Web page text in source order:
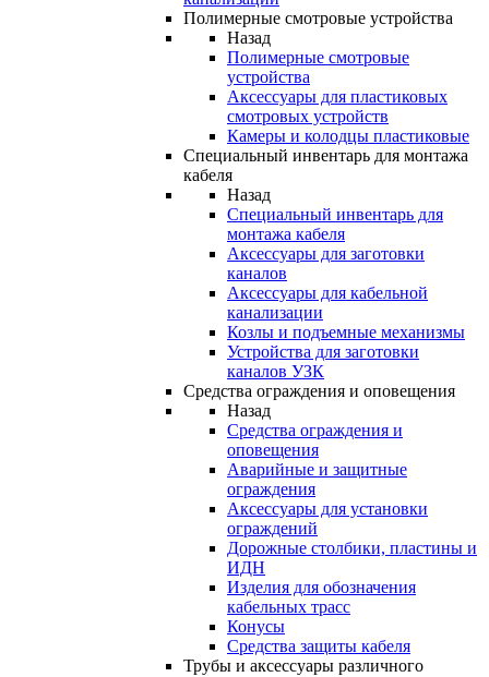
Полимерные смотровые устройства
Назад
Полимерные смотровые
устройства
Аксессуары для пластиковых
смотровых устройств
Камеры и колодцы пластиковые
Специальный инвентарь для монтажа
кабеля
Назад
Специальный инвентарь для
монтажа кабеля
Аксессуары для заготовки
каналов
Аксессуары для кабельной
канализации
Козлы и подъемные механизмы
Устройства для заготовки
каналов УЗК
Средства ограждения и оповещения
Назад
Средства ограждения и
оповещения
Аварийные и защитные
ограждения
Аксессуары для установки
ограждений
Дорожные столбики, пластины и
ИДН
Изделия для обозначения
кабельных трасс
Конусы
Средства защиты кабеля
Трубы и аксессуары различного